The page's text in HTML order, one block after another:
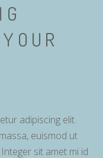
adipiscing elit.
euismod ut
sit amet mi id